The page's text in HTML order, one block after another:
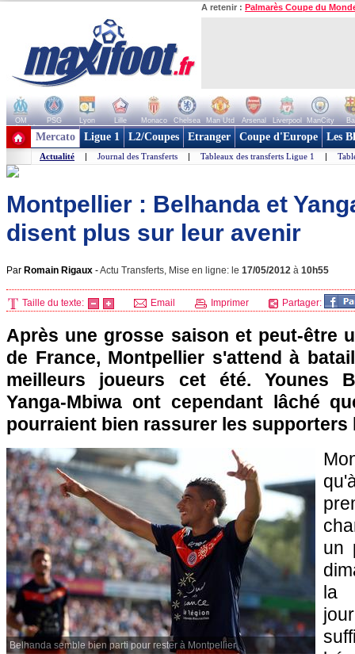
A retenir : Palmarès Coupe du
OM PSG Lyon Lille Monaco Chelsea Man Utd Arsenal Liverpool ManCity
+ de clubs
Mercato Ligue 1 L2/Coupes Etranger Coupe d'Europe Les
Actualité | Journal des Transferts | Tableaux des transferts Ligue 1 |
Montpellier : Belhanda et
disent plus sur leur avenir
Par Romain Rigaux -Actu Transferts, Mise en ligne: le 17/05/2012 à 10h55
Taille du texte: Email Imprimer Partager:
Après une grosse saison et peut-être
de France, Montpellier s'attend à
meilleurs joueurs cet été. Younes
Yanga-Mbiwa ont cependant lâché
pourraient bien rassurer les supporters
Belhanda semble bien parti pour rester à Montpellier
un
la